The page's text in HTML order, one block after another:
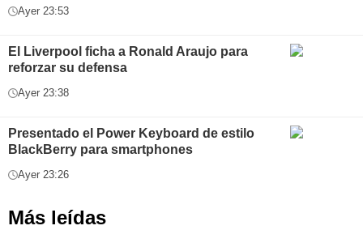
Ayer 23:53
El Liverpool ficha a Ronald Araujo para
reforzar su defensa
Ayer 23:38
Presentado el Power Keyboard de estilo
BlackBerry para smartphones
Ayer 23:26
Más leídas